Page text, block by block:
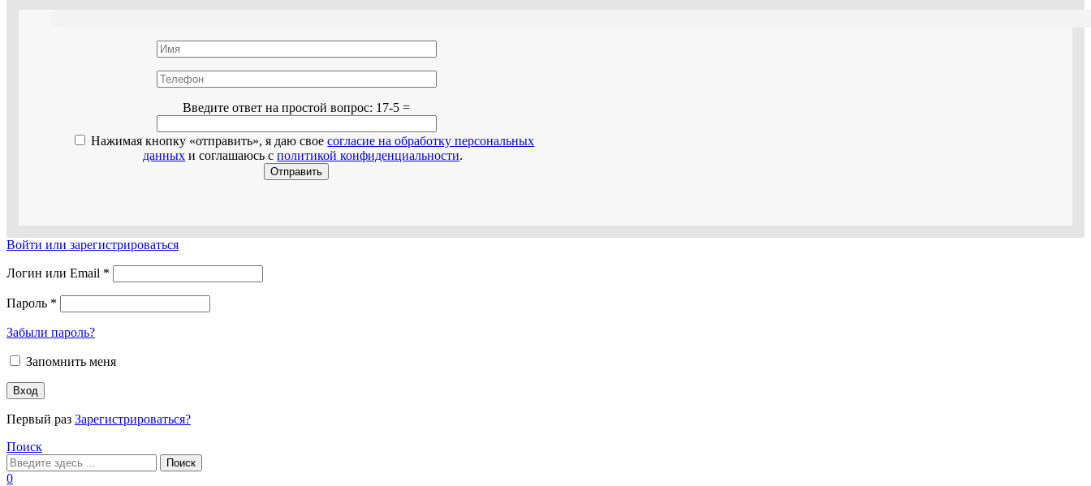
Введите ответ на простой вопрос: 17-5 =
Нажимая кнопку «отправить», я даю своесогласие на обработку персональных
данных и соглашаюсь сполитикой конфиденциальности.
Войти или зарегистрироваться
Логин или Email *
Пароль *
Забыли пароль?
Запомнить меня
Вход
Первый раз Зарегистрироваться?
Поиск
Поиск
0